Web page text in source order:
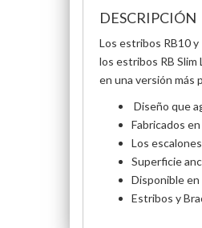
DESCRIPCIÓN
Los estribos RB10 y
los estribos RB
en una versión más
Diseño que
Fabricados
Los
Superficie
Disponible
Estribos y